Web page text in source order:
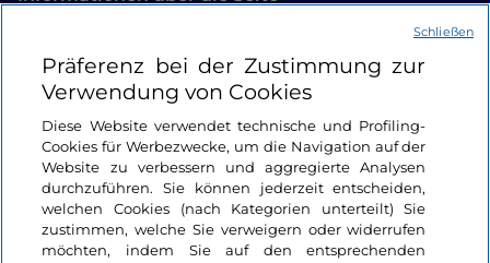
Nützliche Links
Login
Bleiben wir in Kontakt
Präferenz bei der Zustimmung zur
Verwendung von Cookies
Diese Website verwendet technische und Profiling-
Cookies für Werbezwecke, um die Navigation auf der
Website zu verbessern und aggregierte Analysen
durchzuführen. Sie können jederzeit entscheiden,
welchen Cookies (nach Kategorien unterteilt) Sie
zustimmen, welche Sie verweigern oder widerrufen
möchten, indem Sie auf den entsprechenden
Schließen